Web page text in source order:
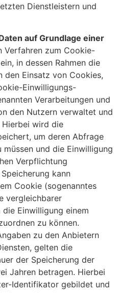
Dienstleistern und
auf Grundlage einer
Verfahren zum Cookie-
in dessen Rahmen die
den Einsatz von Cookies,
Einwilligungs-
Verarbeitungen und
den Nutzern verwaltet und
wird die
um deren Abfrage
und die Einwilligung
Verpflichtung
kann
Cookie (sogenanntes
vergleichbarer
Einwilligung einem
zu können.
zu den Anbietern
gelten die
der Speicherung der
Jahren betragen. Hierbei
Identifikator gebildet und